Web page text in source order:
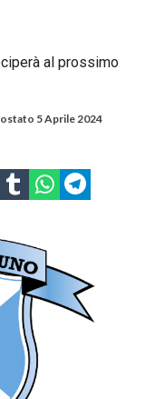
al prossimo
5 Aprile 2024